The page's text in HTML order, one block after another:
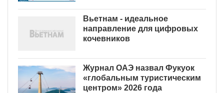
Вьетнам - идеальное
направление для цифровых
кочевников
Журнал ОАЭ назвал Фукуок
«глобальным туристическим
центром» 2026 года